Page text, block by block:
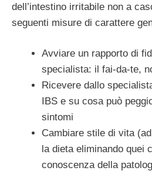
dell’intestino irritabile non a
seguenti misure di carattere
Avviare un rapporto di
specialista: il fai-da-te,
Ricevere dallo
IBS e su cosa può
sintomi
Cambiare stile di vita
la dieta eliminando quei
conoscenza della